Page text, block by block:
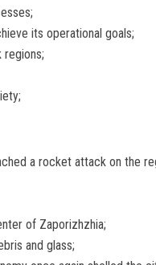
its operational goals;
regions;
a rocket attack on the
of Zaporizhzhia;
and glass;